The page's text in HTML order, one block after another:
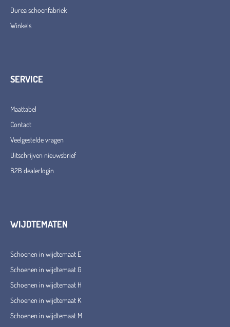
Durea schoenfabriek
Winkels
SERVICE
Maattabel
Contact
Veelgestelde vragen
Uitschrijven nieuwsbrief
B2B dealerlogin
WIJDTEMATEN
Schoenen in wijdtemaat E
Schoenen in wijdtemaat G
Schoenen in wijdtemaat H
Schoenen in wijdtemaat K
Schoenen in wijdtemaat M